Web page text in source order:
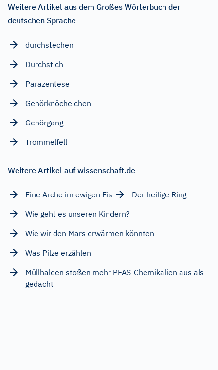
Weitere Artikel aus dem Großes Wörterbuch der
deutschen Sprache
durchstechen
Durchstich
Parazentese
Gehörknöchelchen
Gehörgang
Trommelfell
Weitere Artikel auf wissenschaft.de
Eine Arche im ewigen Eis
Der heilige Ring
Wie geht es unseren Kindern?
Wie wir den Mars erwärmen könnten
Was Pilze erzählen
Müllhalden stoßen mehr PFAS-Chemikalien aus als
gedacht